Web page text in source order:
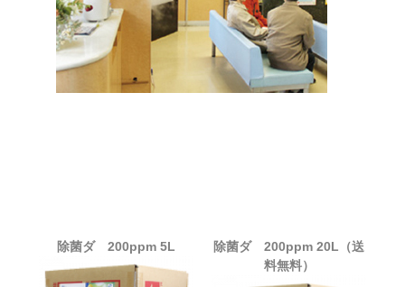
除菌ダ 200ppm 5L
除菌ダ 200ppm 20L（送
料無料）